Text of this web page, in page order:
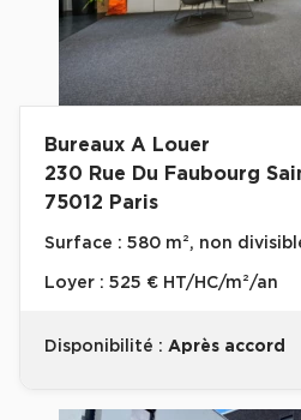
Bureaux A Louer
230 Rue Du Faubourg
75012 Paris
Surface : 580 m², non
Loyer : 525 € HT/HC/m²/an
Disponibilité : Après accord